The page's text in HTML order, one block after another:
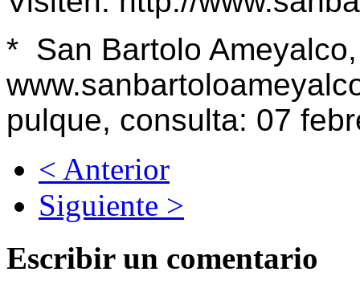
* San Bartolo
pulque, consulta: 07
< Anterior
Siguiente >
Escribir un comentario